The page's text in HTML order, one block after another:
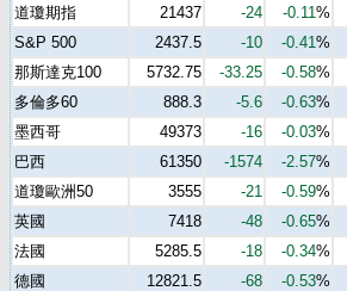
道瓊期指
21437 -24 -0.11%
S&P 500
2437.5 -10 -0.41%
那斯達克100
5732.75 -33.25 -0.58%
多倫多60
888.3 -5.6 -0.63%
墨西哥
49373 -16 -0.03%
巴西
61350 -1574 -2.57%
道瓊歐洲50
3555 -21 -0.59%
英國
7418 -48 -0.65%
法國
5285.5 -18 -0.34%
德國
12821.5 -68 -0.53%